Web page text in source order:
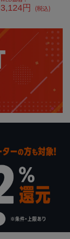
3,124円 (税込)